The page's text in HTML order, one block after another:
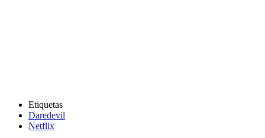
Etiquetas
Daredevil
Netflix